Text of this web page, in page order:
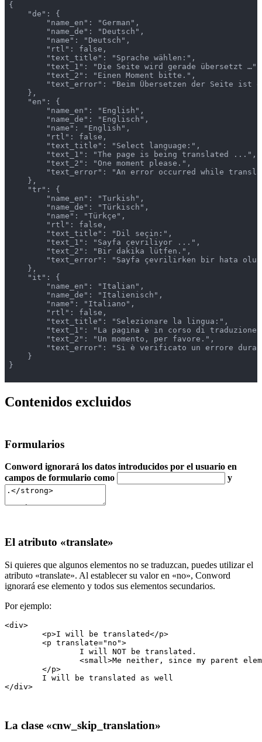
{
    "de": {
        "name_en": "German",
        "name_de": "Deutsch",
        "name": "Deutsch",
        "rtl": false,
        "text_title": "Sprache wählen:",
        "text_1": "Die Seite wird gerade übersetzt …",
        "text_2": "Einen Moment bitte.",
"text_error": "Beim Übersetzen der Seite ist
    },
    "en": {
        "name_en": "English",
        "name_de": "Englisch",
        "name": "English",
        "rtl": false,
        "text_title": "Select language:",
        "text_1": "The page is being translated ...",
        "text_2": "One moment please.",
"text_error": "An error occurred while
    },
    "tr": {
        "name_en": "Turkish",
        "name_de": "Türkisch",
        "name": "Türkçe",
        "rtl": false,
        "text_title": "Dil seçin:",
        "text_1": "Sayfa çevriliyor ...",
        "text_2": "Bir dakika lütfen.",
"text_error": "Sayfa çevrilirken bir hata
    },
    "it": {
        "name_en": "Italian",
        "name_de": "Italienisch",
        "name": "Italiano",
        "rtl": false,
        "text_title": "Selezionare la lingua:",
"text_1": "La pagina è in corso di traduzione
        "text_2": "Un momento, per favore.",
"text_error": "Si è verificato un errore
    }
}
Contenidos excluidos
Formularios
Conword ignorará los datos introducidos por el usuario en
campos de formulario como
y
El atributo «translate»
Si quieres que algunos elementos no se traduzcan, puedes utilizar el
atributo «translate». Al establecer su valor en «no», Conword
ignorará ese elemento y todos sus elementos secundarios.
Por ejemplo:
<div>
</div>
La clase «cnw_skip_translation»